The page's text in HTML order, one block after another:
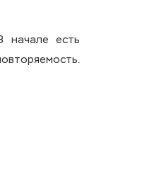
начале есть